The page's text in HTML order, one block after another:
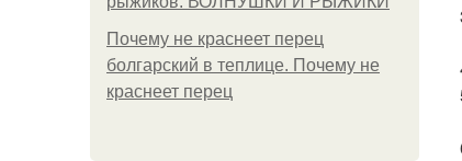
Почему не краснеет перец
болгарский в теплице. Почему не
краснеет перец